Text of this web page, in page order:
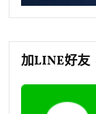
加LINE好友